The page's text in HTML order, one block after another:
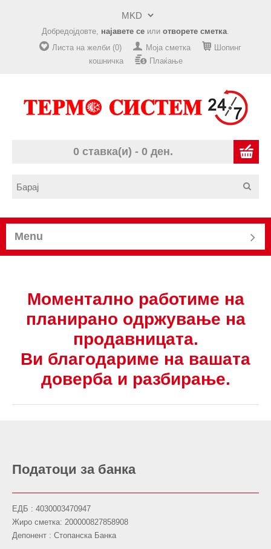
Добредојдовте, најавете се или отворете сметка.
Листа на желби (0)
Моја сметка
Шопинг
кошничка
Плаќање
0 ставка(и) - 0 ден.
Menu
Моментално работиме на
планирано одржување на
продавницата.
Ви благодариме на вашата
доверба и разбирање.
Податоци за банка
ЕДБ : 4030003470947
Жиро сметка: 200000827858908
Депонент : Стопанска Банка